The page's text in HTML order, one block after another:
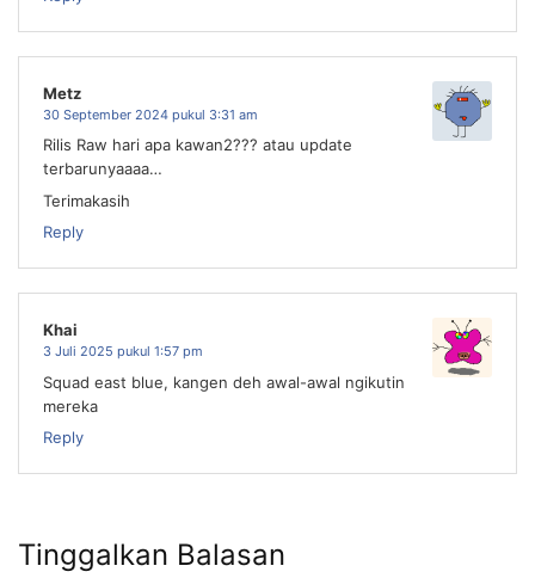
Metz
30 September 2024 pukul 3:31 am
Rilis Raw hari apa kawan2??? atau update
terbarunyaaaa…
Terimakasih
Reply
Khai
3 Juli 2025 pukul 1:57 pm
Squad east blue, kangen deh awal-awal ngikutin
mereka
Reply
Tinggalkan Balasan